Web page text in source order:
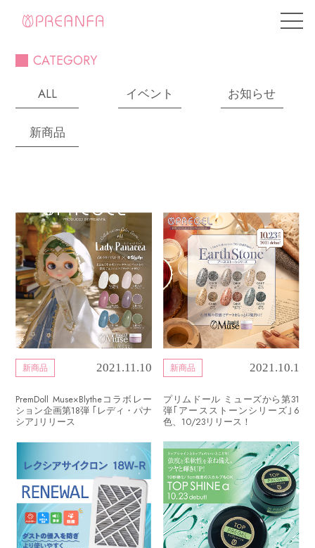
CATEGORY
ALL イベント お知らせ
新商品
新商品 2021.11.10
PremDoll Muse×Blytheコラボレー
ション企画第18弾 ｢レディ・パナ
シア｣リリース
新商品 2021.10.1
プリムドール ミューズから第31
弾｢アースストーンシリーズ｣6
色、10/23リリース！